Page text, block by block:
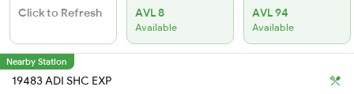
Click to Refresh AVL 8
Available
AVL 94
Available
Nearby Station
19483 ADI SHC EXP